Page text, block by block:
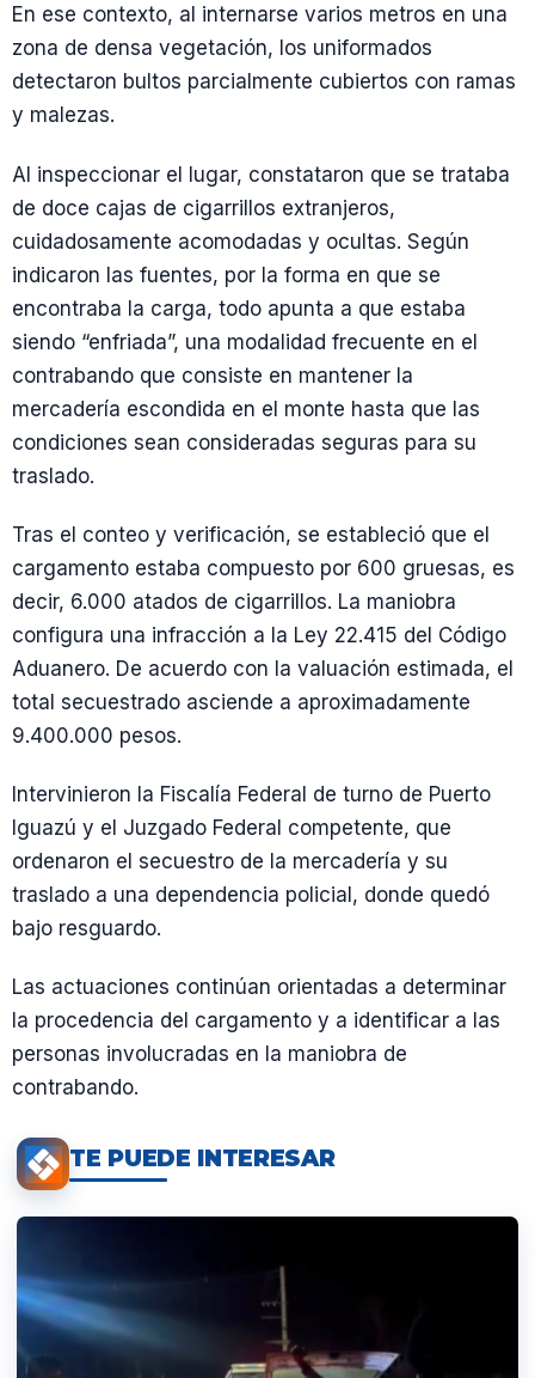
En ese contexto, al internarse varios metros en una
zona de densa vegetación, los uniformados
detectaron bultos parcialmente cubiertos con ramas
y malezas.
Al inspeccionar el lugar, constataron que se trataba
de doce cajas de cigarrillos extranjeros,
cuidadosamente acomodadas y ocultas. Según
indicaron las fuentes, por la forma en que se
encontraba la carga, todo apunta a que estaba
siendo “enfriada”, una modalidad frecuente en el
contrabando que consiste en mantener la
mercadería escondida en el monte hasta que las
condiciones sean consideradas seguras para su
traslado.
Tras el conteo y verificación, se estableció que el
cargamento estaba compuesto por 600 gruesas, es
decir, 6.000 atados de cigarrillos. La maniobra
configura una infracción a la Ley 22.415 del Código
Aduanero. De acuerdo con la valuación estimada, el
total secuestrado asciende a aproximadamente
9.400.000 pesos.
Intervinieron la Fiscalía Federal de turno de Puerto
Iguazú y el Juzgado Federal competente, que
ordenaron el secuestro de la mercadería y su
traslado a una dependencia policial, donde quedó
bajo resguardo.
Las actuaciones continúan orientadas a determinar
la procedencia del cargamento y a identificar a las
personas involucradas en la maniobra de
contrabando.
TE PUEDE INTERESAR